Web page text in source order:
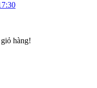
hàng!